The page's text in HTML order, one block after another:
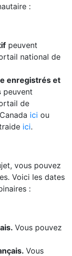
:
peuvent
national de
enregistrés et
peuvent
de
ici ou
ici.
vous pouvez
Voici les dates
:
Vous pouvez
Vous